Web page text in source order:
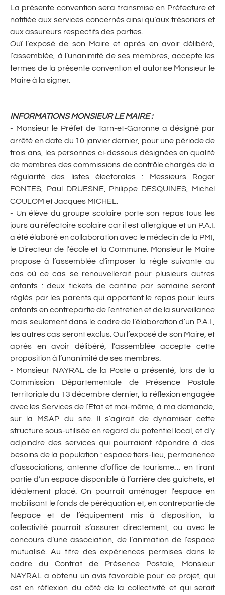
La présente convention sera transmise en Préfecture et
notifiée aux services concernés ainsi qu’aux trésoriers et
aux assureurs respectifs des parties.
Ouï l’exposé de son Maire et après en avoir délibéré,
l’assemblée, à l’unanimité de ses membres, accepte les
termes de la présente convention et autorise Monsieur le
Maire à la signer.
INFORMATIONS MONSIEUR LE MAIRE:
- Monsieur le Préfet de Tarn-et-Garonne a désigné par
arrêté en date du 10 janvier dernier, pour une période de
trois ans, les personnes ci-dessous désignées en qualité
de membres des commissions de contrôle chargés de la
régularité des listes électorales : Messieurs Roger
FONTES, Paul DRUESNE, Philippe DESQUINES, Michel
COULOM et Jacques MICHEL.
- Un élève du groupe scolaire porte son repas tous les
jours au réfectoire scolaire car il est allergique et un P.A.I.
a été élaboré en collaboration avec le médecin de la PMI,
le Directeur de l’école et la Commune. Monsieur le Maire
propose à l’assemblée d’imposer la règle suivante au
cas où ce cas se renouvellerait pour plusieurs autres
enfants : deux tickets de cantine par semaine seront
réglés par les parents qui apportent le repas pour leurs
enfants en contrepartie de l’entretien et de la surveillance
mais seulement dans le cadre de l’élaboration d’un P.A.I.,
les autres cas seront exclus. Ouï l’exposé de son Maire, et
après en avoir délibéré, l’assemblée accepte cette
proposition à l’unanimité de ses membres.
- Monsieur NAYRAL de la Poste a présenté, lors de la
Commission Départementale de Présence Postale
Territoriale du 13 décembre dernier, la réflexion engagée
avec les Services de l’Etat et moi-même, à ma demande,
sur la MSAP du site. Il s’agirait de dynamiser cette
structure sous-utilisée en regard du potentiel local, et d’y
adjoindre des services qui pourraient répondre à des
besoins de la population : espace tiers-lieu, permanence
d’associations, antenne d’office de tourisme… en tirant
partie d’un espace disponible à l’arrière des guichets, et
idéalement placé. On pourrait aménager l’espace en
mobilisant le fonds de péréquation et, en contrepartie de
l’espace et de l’équipement mis à disposition, la
collectivité pourrait s’assurer directement, ou avec le
concours d’une association, de l’animation de l’espace
mutualisé. Au titre des expériences permises dans le
cadre du Contrat de Présence Postale, Monsieur
NAYRAL a obtenu un avis favorable pour ce projet, qui
est en réflexion du côté de la collectivité et qui serait